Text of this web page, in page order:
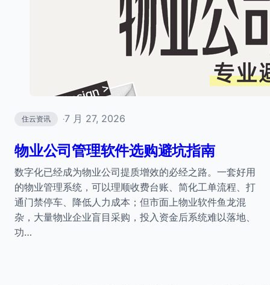
住云资讯 ·7 月 27, 2026
物业公司管理软件选购避坑指南
数字化已经成为物业公司提质增效的必经之路。一套好用
的物业管理系统，可以理顺收费台账、简化工单流程、打
通门禁停车、降低人力成本；但市面上物业软件鱼龙混
杂，大量物业企业盲目采购，投入资金后系统难以落地、
功…